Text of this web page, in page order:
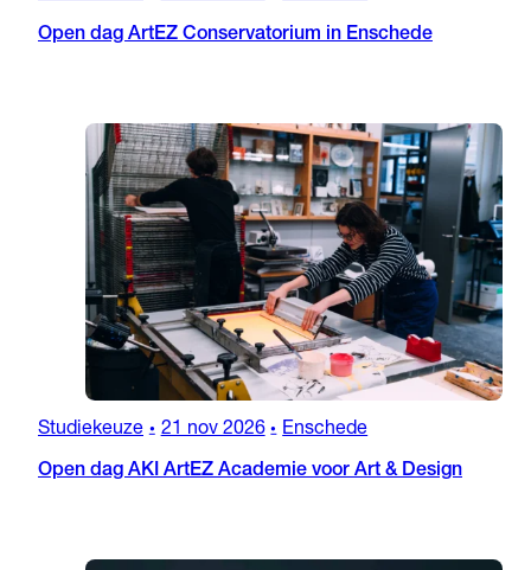
Open dag ArtEZ Conservatorium in Enschede
Studiekeuze • 21 nov 2026 • Enschede
Open dag AKI ArtEZ Academie voor Art & Design